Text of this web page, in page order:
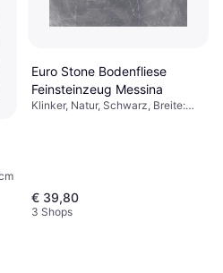
Euro Stone Bodenfliese
Feinsteinzeug Messina
Klinker, Natur, Schwarz, Breite:
€ 39,80
3 Shops